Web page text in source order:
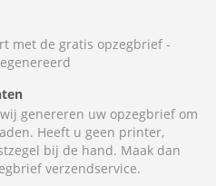
met de gratis opzegbrief -
genereren uw opzegbrief om
Heeft u geen printer,
bij de hand. Maak dan
verzendservice.